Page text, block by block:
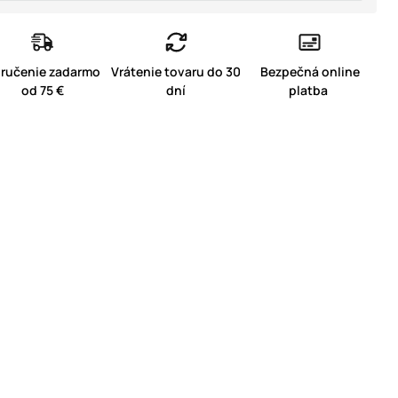
zadarmo
od 75 €
Vrátenie tovaru do 30
dní
Bezpečná online
platba